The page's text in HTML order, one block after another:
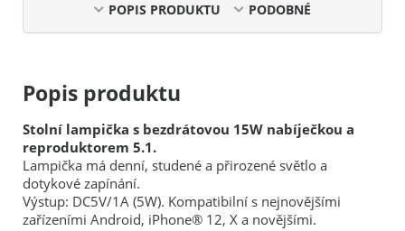
POPIS PRODUKTU PODOBNÉ
Popis produktu
Stolní lampička s bezdrátovou 15W nabíječkou a
reproduktorem 5.1.
Lampička má denní, studené a přirozené světlo a
dotykové zapínání.
Výstup: DC5V/1A (5W). Kompatibilní s nejnovějšími
zařízeními Android, iPhone® 12, X a novějšími.